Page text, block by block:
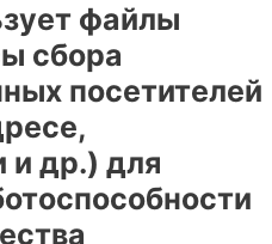
файлы
сбора
посетителей
и др.) для